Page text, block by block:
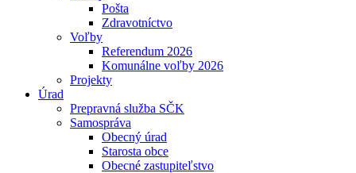
Pošta
Zdravotníctvo
Voľby
Referendum 2026
Komunálne voľby 2026
Projekty
Úrad
Prepravná služba SČK
Samospráva
Obecný úrad
Starosta obce
Obecné zastupiteľstvo